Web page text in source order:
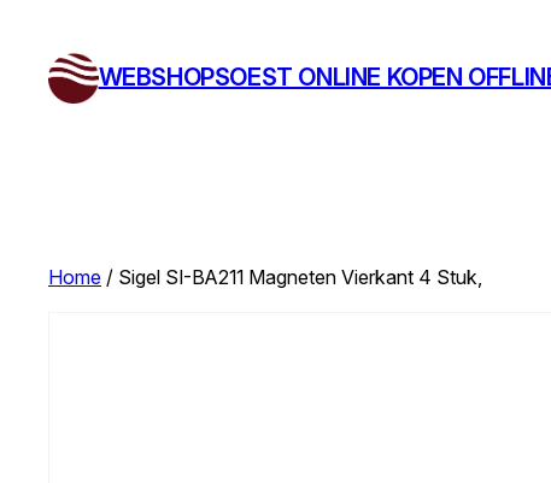
WEBSHOPSOEST ONLINE KOPEN
Home / Sigel SI-BA211 Magneten Vierkant 4 Stuk,